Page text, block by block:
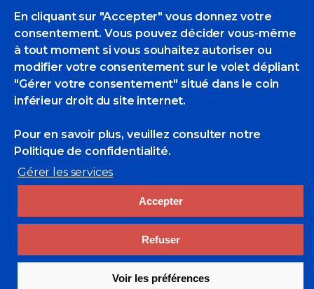
En cliquant sur "Accepter" vous donnez votre
consentement. Vous pouvez décider vous-même
à tout moment si vous souhaitez autoriser ou
modifier votre consentement sur le volet dépliant
"Gérer votre consentement" situé dans le coin
inférieur droit du site internet.
Pour en savoir plus, veuillez consulter notre
Politique de confidentialité.
Gérer les services
Accepter
Refuser
Voir les préférences
Peintres Officiels de la Marine qui se
sont perdus en pleine campagne
gersoise l’année dernière.
Gisella Salvoni et Renaud Hemmet de
l’association Plieux Art au Village ont
organisé cette Escale. Ils ont le plaisir,
inviter au vernissage le samedi 14 juillet.
L’exposition vous accueillera jusqu’au 25
août.
Avec Jean-Pierre Arcile, Eric Bari, Michel
Bernard, Christoff Debusschere,
François Legrand, Jean Lemonnier,
Ronan Olier, Jacques Rohaut, Stéphane